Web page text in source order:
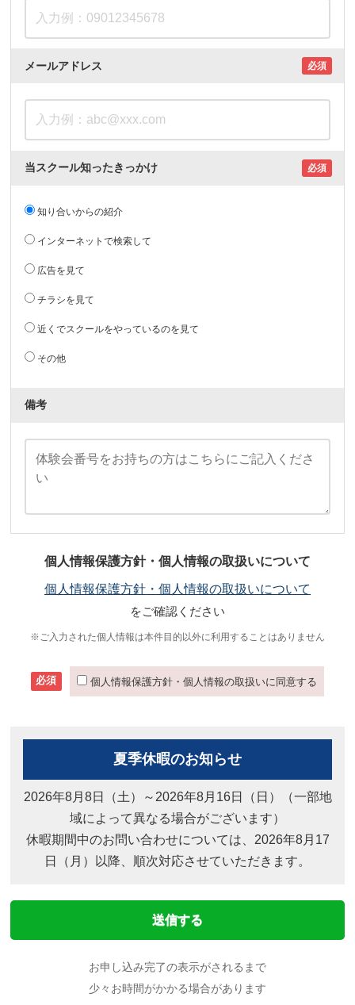
メールアドレス 必須
当スクール知ったきっかけ 必須
知り合いからの紹介
インターネットで検索して
広告を見て
チラシを見て
近くでスクールをやっているのを見て
その他
備考
個人情報保護方針・個人情報の取扱いについて
個人情報保護方針・個人情報の取扱いについて
をご確認ください
※ご入力された個人情報は本件目的以外に利用することはありません
必須 個人情報保護方針・個人情報の取扱いに同意する
夏季休暇のお知らせ
2026年8月8日（土）～2026年8月16日（日）（一部地
域によって異なる場合がございます）
休暇期間中のお問い合わせについては、2026年8月17
日（月）以降、順次対応させていただきます。
お申し込み完了の表示がされるまで
少々お時間がかかる場合があります